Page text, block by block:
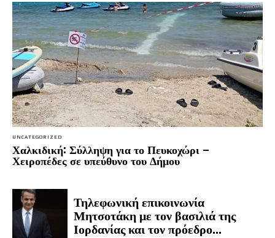
UNCATEGORIZED
Χαλκιδική: Σύλληψη για το Πευκοχώρι –
Χειροπέδες σε υπεύθυνο του Δήμου
Τηλεφωνική επικοινωνία
Μητσοτάκη με τον βασιλιά της
Ιορδανίας και τον πρόεδρο...